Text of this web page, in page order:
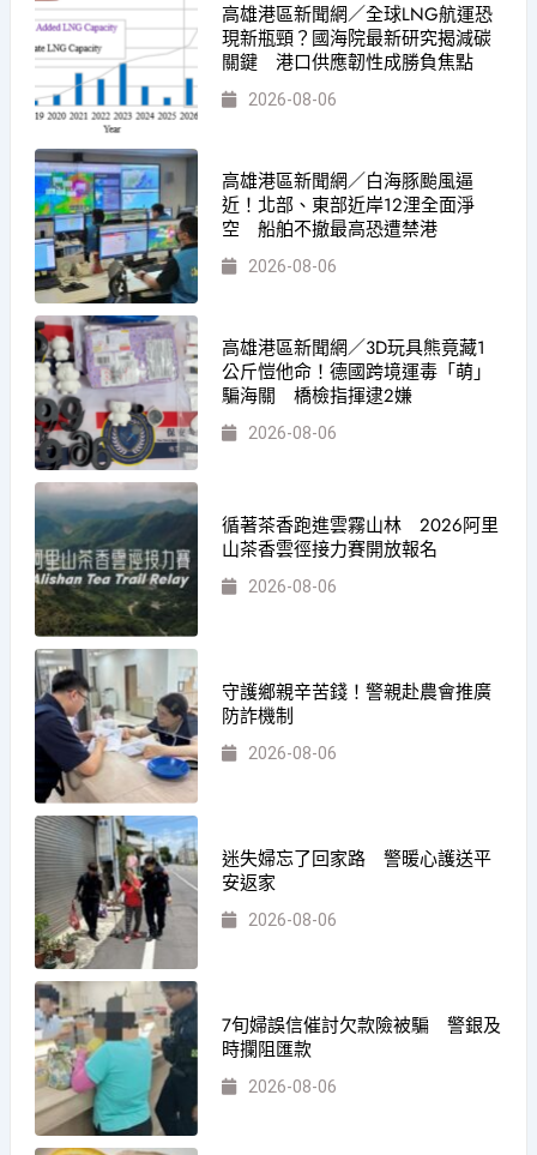
高雄港區新聞網／全球LNG航運恐
現新瓶頸？國海院最新研究揭減碳
關鍵 港口供應韌性成勝負焦點
2026-08-06
高雄港區新聞網／白海豚颱風逼
近！北部、東部近岸12浬全面淨
空 船舶不撤最高恐遭禁港
2026-08-06
高雄港區新聞網／3D玩具熊竟藏1
公斤愷他命！德國跨境運毒「萌」
騙海關 橋檢指揮逮2嫌
2026-08-06
循著茶香跑進雲霧山林 2026阿里
山茶香雲徑接力賽開放報名
2026-08-06
守護鄉親辛苦錢！警親赴農會推廣
防詐機制
2026-08-06
迷失婦忘了回家路 警暖心護送平
安返家
2026-08-06
7旬婦誤信催討欠款險被騙 警銀及
時攔阻匯款
2026-08-06